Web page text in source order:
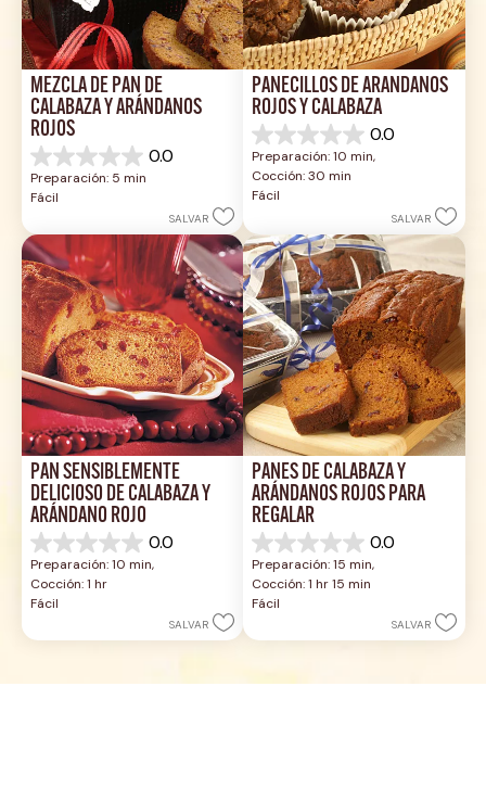
MEZCLA DE PAN DE
CALABAZA Y ARÁNDANOS
ROJOS
0.0
0.0
de
5
Preparación: 5 min
Fácil
SALVAR
PANECILLOS DE ARÁNDANOS
ROJOS Y CALABAZA
0.0
0.0
de
5
estrellas.
Preparación: 10 min,
Cocción: 30 min
Fácil
SALVAR
PAN SENSIBLEMENTE
DELICIOSO DE CALABAZA Y
ARÁNDANO ROJO
0.0
0.0
de
5
estrellas.
Preparación: 10 min,
Cocción: 1 hr
Fácil
SALVAR
PANES DE CALABAZA Y
ARÁNDANOS ROJOS PARA
REGALAR
0.0
0.0
de
5
estrellas.
Preparación: 15 min,
Cocción: 1 hr 15 min
Fácil
SALVAR